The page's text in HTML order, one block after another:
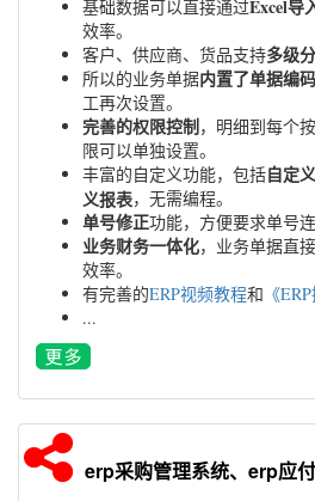
基础数据可以直接通过Excel导
效率。
客户、供应商、货品支持多级
所以的业务单据内置了单据编
工再次设置。
完善的权限控制，明细到每个
限可以单独设置。
丰富的自定义功能，包括自定
义报表，无需编程。
单号修正功能，方便要求单号连
业务财务一体化，业务单据直
效率。
有完善的ERP视频教程和 《
...
erp采购管理系统、erp应